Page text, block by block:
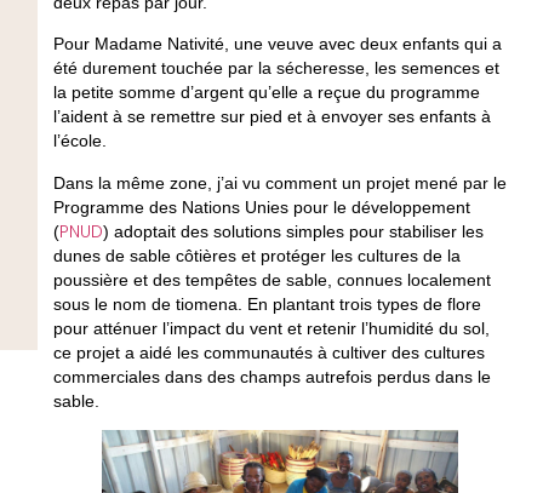
Pour Madame Nativité, une veuve avec deux enfants qui a
été durement touchée par la sécheresse, les semences et
la petite somme d’argent qu’elle a reçue du programme
l’aident à se remettre sur pied et à envoyer ses enfants à
l’école.
Dans la même zone, j’ai vu comment un projet mené par le
Programme des Nations Unies pour le développement
(PNUD) adoptait des solutions simples pour stabiliser les
dunes de sable côtières et protéger les cultures de la
poussière et des tempêtes de sable, connues localement
sous le nom de tiomena. En plantant trois types de flore
pour atténuer l’impact du vent et retenir l’humidité du sol,
ce projet a aidé les communautés à cultiver des cultures
commerciales dans des champs autrefois perdus dans le
sable.